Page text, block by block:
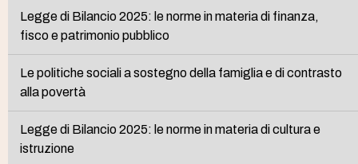
Legge di Bilancio 2025: le norme in materia di finanza,
fisco e patrimonio pubblico
Le politiche sociali a sostegno della famiglia e di contrasto
alla povertà
Legge di Bilancio 2025: le norme in materia di cultura e
istruzione